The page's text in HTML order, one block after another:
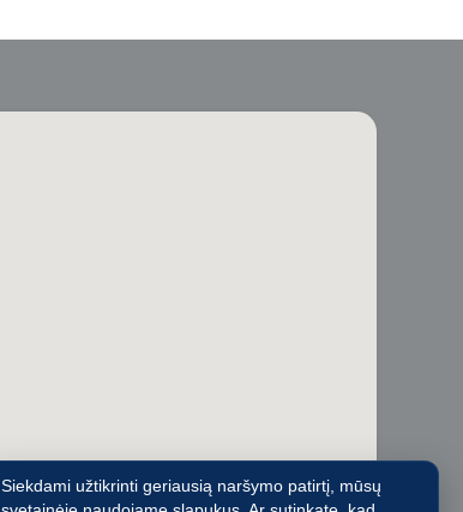
Siekdami užtikrinti geriausią naršymo patirtį, mūsų